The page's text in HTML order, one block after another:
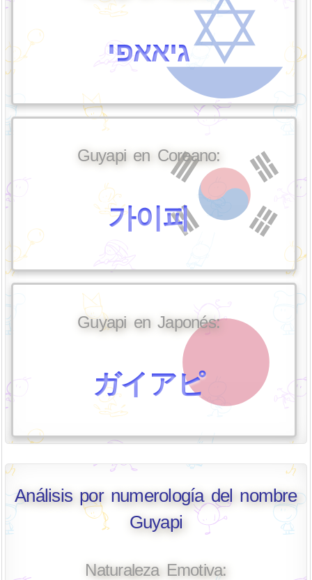
גיאאפי
Guyapi en Coreano:
가이피
Guyapi en Japonés:
ガイアピ
Análisis por numerología del nombre
Guyapi
Naturaleza Emotiva: